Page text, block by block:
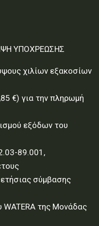
ΥΠΟΧΡΕΩΣΗΣ
χιλίων εξακοσίων
€) για την πληρωμή
εξόδων του
89.001,
σύμβασης
WATERA της Μονάδας